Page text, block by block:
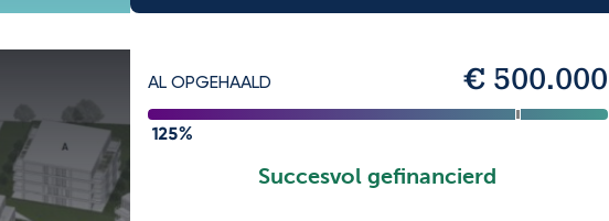
€ 500.000
AL OPGEHAALD
125%
Succesvol gefinancierd